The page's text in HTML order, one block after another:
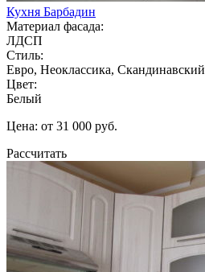
Кухня Барбадин
Материал фасада:
ЛДСП
Стиль:
Евро, Неоклассика, Скандинавский
Цвет:
Белый
Цена: от 31 000 руб.
Рассчитать